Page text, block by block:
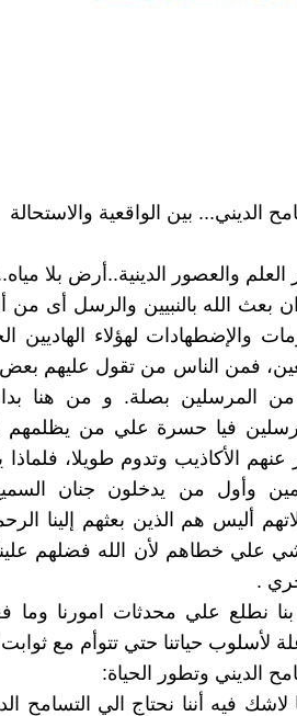
الديني... بين الواقعية والاستحالة
والعصور الدينية..أرض بلا
بعث الله بالنبيين والرسل أى
والإضطهادات لهؤلاء الهاديين
فمن الناس من تقول عليهم
المرسلين بصلة. و من هنا
فيا حسرة علي من يظلمهم
عنهم الأكاذيب وتدوم طويلا، فلماذا
وأول من يدخلون جنان
أليس هم الذين بعثهم إلينا
علي خطاهم لأن الله فضلهم علينا
.
بنا نطلع علي محدثات امورنا وما
لأسلوب حياتنا حتي تتوأم مع
الديني وتطور الحياة:
لاشك فيه أننا نحتاج الي التسامح